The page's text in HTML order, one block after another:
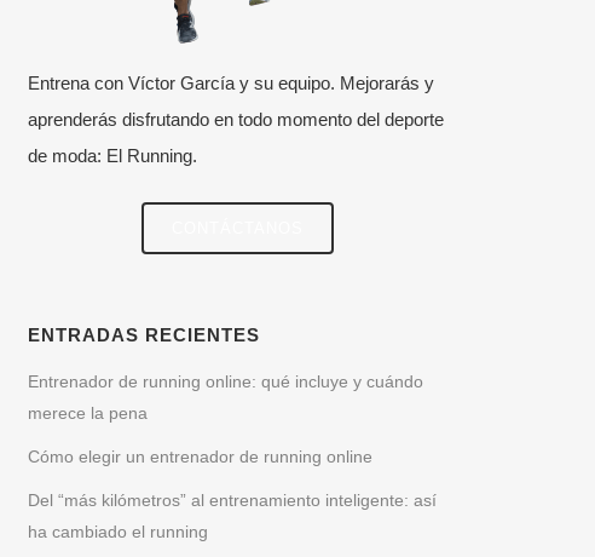
Entrena con Víctor García y su equipo. Mejorarás y
aprenderás disfrutando en todo momento del deporte
de moda: El Running.
ENTRADAS RECIENTES
Entrenador de running online: qué incluye y cuándo
merece la pena
Cómo elegir un entrenador de running online
Del “más kilómetros” al entrenamiento inteligente: así
ha cambiado el running